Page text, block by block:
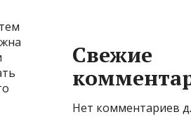
Свежие
Нет комментариев